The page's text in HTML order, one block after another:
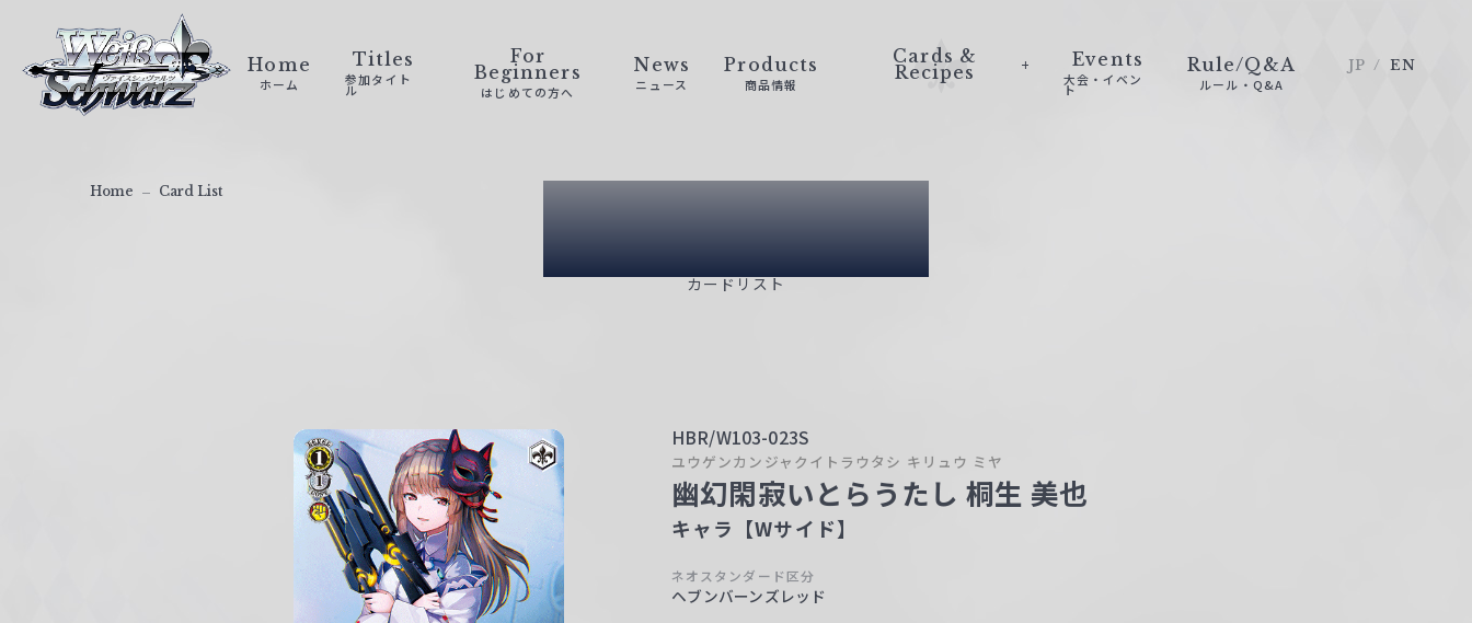
ァ
Home
ホーム
Titles
参加タイト
ル
For
Beginners
はじめての方へ
News
ニュース
Products
商品情報
Cards &
Recipes
Events
大会・イベン
ト
Rule/Q&A
ルール・Q&A
JP EN
Card List
カードリスト
Home Card List
HBR/W103-023S
ユウゲンカンジャクイトラウタシ キリュウ ミヤ
幽幻閑寂いとらうたし 桐生 美也
キャラ【Wサイド】
ネオスタンダード区分
ヘブンバーンズレッド